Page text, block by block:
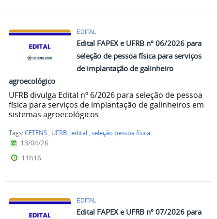
EDITAL
Edital FAPEX e UFRB nº 06/2026 para
seleção de pessoa física para serviços
de implantação de galinheiro
agroecológico
UFRB divulga Edital nº 6/2026 para seleção de pessoa
física para serviços de implantação de galinheiros em
sistemas agroecológicos
Tags:CETENS, UFRB,edital,seleção pessoa física
13/04/26
11h16
EDITAL
Edital FAPEX e UFRB nº 07/2026 para